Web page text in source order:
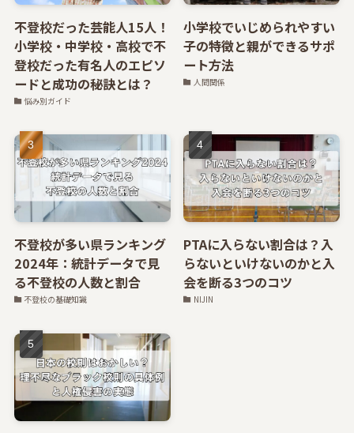
不登校だった芸能人15人！
小学校・中学校・高校で不
登校だった有名人のエピソ
ードと成功の秘訣とは？
悩み別ガイド
小学校でいじめられやすい
子の特徴と親ができるサポ
ート方法
人間関係
不登校が多い県ランキング
2024年：統計データで見
る不登校の人数と割合
不登校の基礎知識
PTAに入らない割合は？入
らないといけないのかと入
会を断る3つのコツ
NIJIN